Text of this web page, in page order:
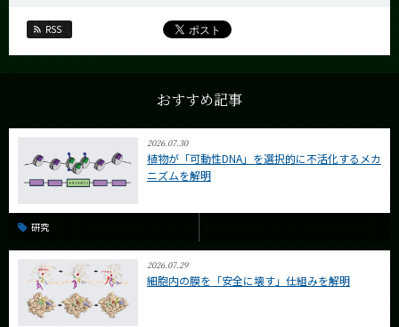
RSS
おすすめ記事
2026.07.30
植物が「可動性DNA」を選択的に不活化するメカ
ニズムを解明
研究
2026.07.29
細胞内の膜を「安全に壊す」仕組みを解明